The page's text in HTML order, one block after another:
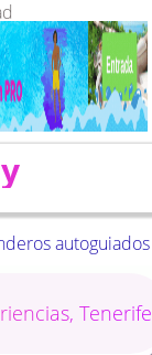
autoguiados
Tenerife